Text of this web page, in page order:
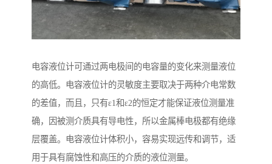
电容液位计可通过两电极间的电容量的变化来测量液位
的高低。电容液位计的灵敏度主要取决于两种介电常数
的差值，而且，只有ε1和ε2的恒定才能保证液位测量准
确，因被测介质具有导电性，所以金属棒电极都有绝缘
层覆盖。电容液位计体积小，容易实现远传和调节，适
用于具有腐蚀性和高压的介质的液位测量。